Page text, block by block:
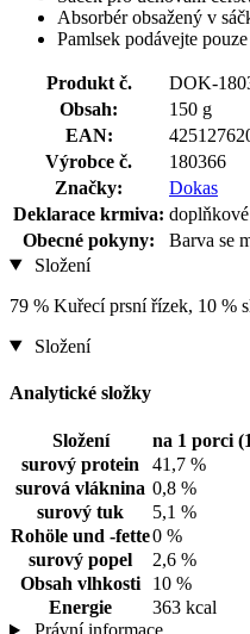
Absorbér obsažený v
Pamlsek podávejte
Produkt č.
DOK-
Obsah:
150 g
EAN:
Výrobce č.
180366
Značky:
Dokas
Deklarace krmiva:
Obecné pokyny:
Barva se
Složení
79 % Kuřecí prsní řízek, 10 %
Složení
Analytické složky
Složení
na 1 porci
surový protein
41,7 %
surová vláknina 0,8 %
surový tuk
5,1 %
Rohöle und -fette0 %
surový popel
2,6 %
Obsah vlhkosti
10 %
Energie
363 kcal